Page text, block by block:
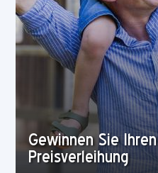
Gewinnen Sie
Preisverleihung
Für welches Alter